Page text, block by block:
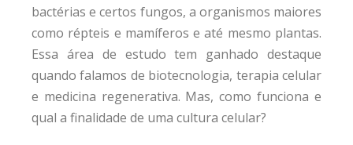
bactérias e certos fungos, a organismos maiores
como répteis e mamíferos e até mesmo plantas.
Essa área de estudo tem ganhado destaque
quando falamos de biotecnologia, terapia celular
e medicina regenerativa. Mas, como funciona e
qual a finalidade de uma cultura celular?